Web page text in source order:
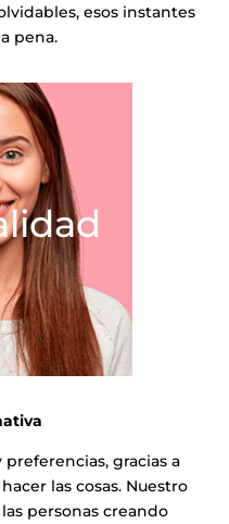
esos instantes
pena.
gracias a
las cosas. Nuestro
personas creando